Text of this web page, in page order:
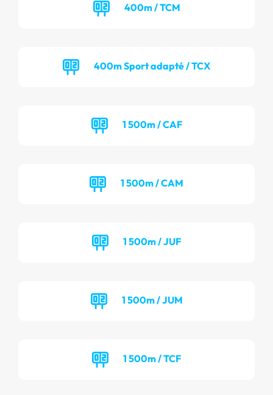
400m / TCM
400m Sport adapté / TCX
1 500m / CAF
1 500m / CAM
1 500m / JUF
1 500m / JUM
1 500m / TCF